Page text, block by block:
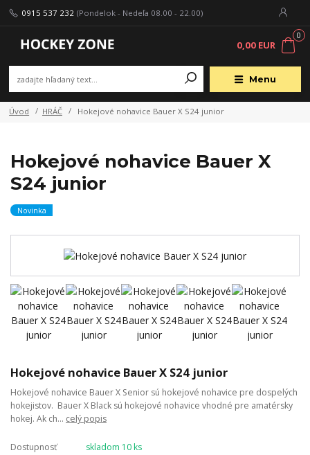
Menu
0915 537 232 (Pondelok - Nedeľa 08.00 - 22.00)
0
0,00 EUR
Úvod HRÁČ Hokejové nohavice Bauer X S24 junior
Hokejové nohavice Bauer X
S24 junior
Novinka
Hokejové nohavice Bauer X S24 junior
Hokejové nohavice Bauer X Senior sú hokejové nohavice pre dospelých
hokejistov. Bauer X Black sú hokejové nohavice vhodné pre amatérsky
hokej. Ak ch... celý popis
Dostupnosť
skladom 10 ks